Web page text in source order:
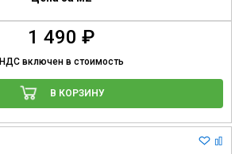
1 490 ₽
НДС включен в стоимость
В КОРЗИНУ